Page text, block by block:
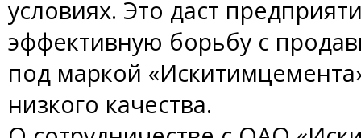
условиях. Это даст
эффективную борьбу с
под маркой
низкого качества.